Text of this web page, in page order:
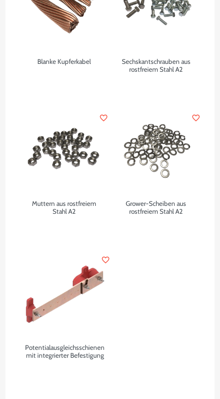
Blanke Kupferkabel
Sechskantschrauben aus
rostfreiem Stahl A2
Muttern aus rostfreiem
Stahl A2
favorite_border
Grower-Scheiben aus
rostfreiem Stahl A2
favorite_border
Potentialausgleichsschienen
mit integrierter Befestigung
favorite_border